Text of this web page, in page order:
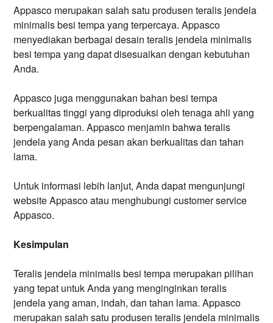
Appasco merupakan salah satu produsen teralis jendela
minimalis besi tempa yang terpercaya. Appasco
menyediakan berbagai desain teralis jendela minimalis
besi tempa yang dapat disesuaikan dengan kebutuhan
Anda.
Appasco juga menggunakan bahan besi tempa
berkualitas tinggi yang diproduksi oleh tenaga ahli yang
berpengalaman. Appasco menjamin bahwa teralis
jendela yang Anda pesan akan berkualitas dan tahan
lama.
Untuk informasi lebih lanjut, Anda dapat mengunjungi
website Appasco atau menghubungi customer service
Appasco.
Kesimpulan
Teralis jendela minimalis besi tempa merupakan pilihan
yang tepat untuk Anda yang menginginkan teralis
jendela yang aman, indah, dan tahan lama. Appasco
merupakan salah satu produsen teralis jendela minimalis